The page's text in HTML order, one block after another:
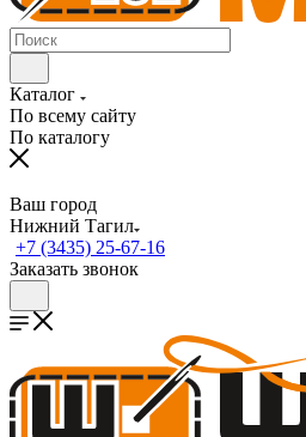
Каталог
По всему сайту
По каталогу
Ваш город
Нижний Тагил
+7 (3435) 25-67-16
Заказать звонок